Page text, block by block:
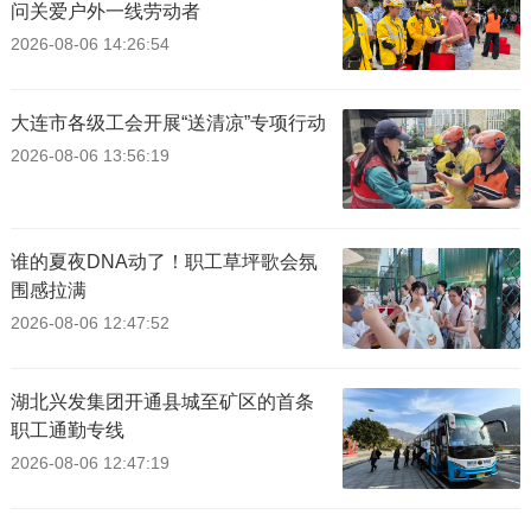
问关爱户外一线劳动者
2026-08-06 14:26:54
大连市各级工会开展“送清凉”专项行动
2026-08-06 13:56:19
谁的夏夜DNA动了！职工草坪歌会氛
围感拉满
2026-08-06 12:47:52
湖北兴发集团开通县城至矿区的首条
职工通勤专线
2026-08-06 12:47:19